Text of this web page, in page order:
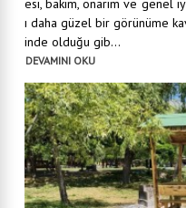
esi, bakım, onarım ve
ı daha güzel bir görünüme
inde olduğu gib...
DEVAMINI OKU